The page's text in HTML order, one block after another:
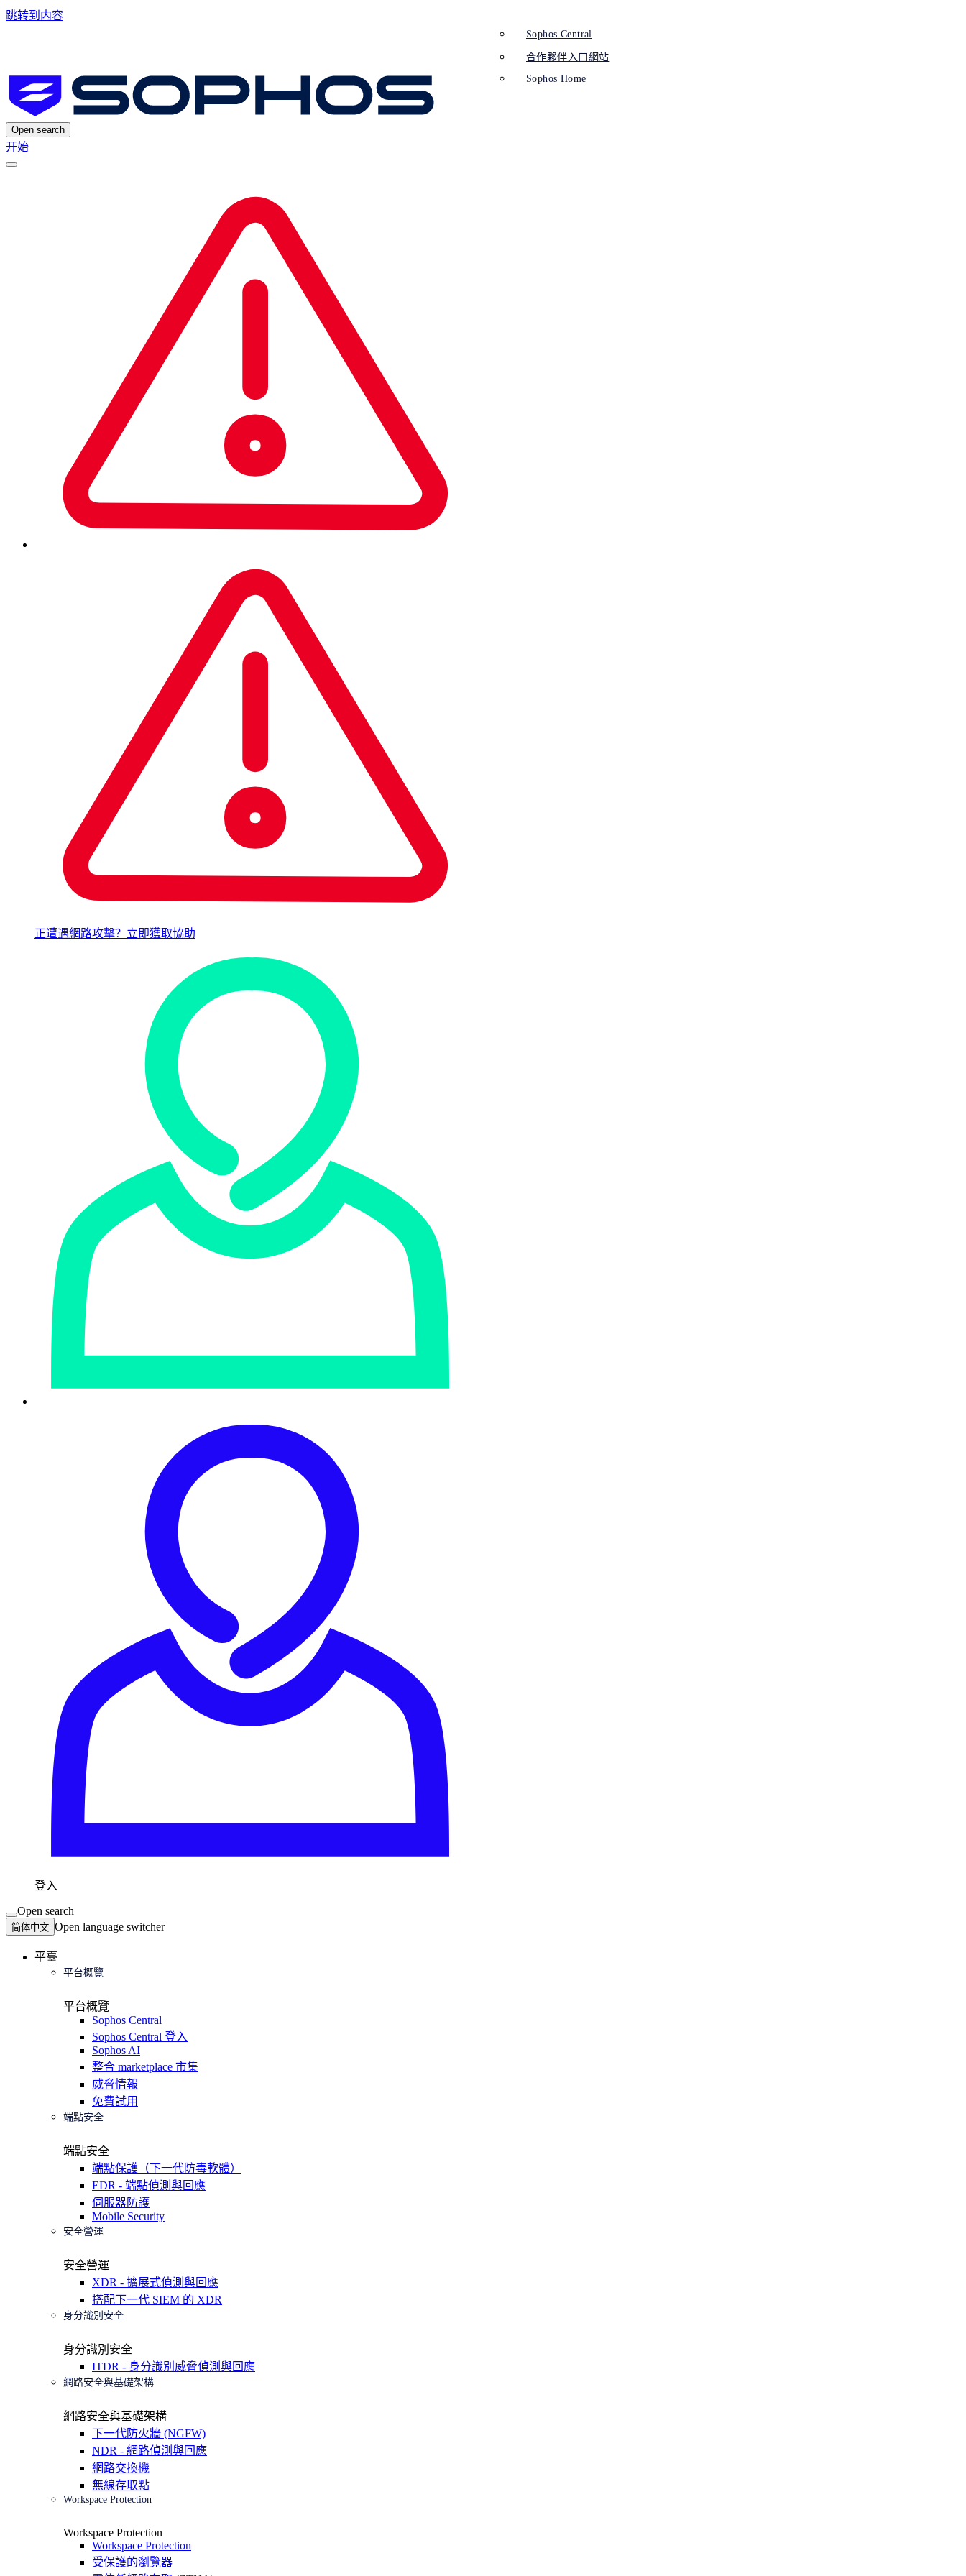
跳转到内容
Open search
开始
正遭遇網路攻擊？立即獲取協助
登入
Sophos Central
合作夥伴入口網站
Sophos Home
Open search
简体中文 Open language switcher
平臺
平台概覽
平台概覽
Sophos Central
Sophos Central 登入
Sophos AI
整合 marketplace 市集
威脅情報
免費試用
端點安全
端點安全
端點保護（下一代防毒軟體）
EDR - 端點偵測與回應
伺服器防護
Mobile Security
安全營運
安全營運
XDR - 擴展式偵測與回應
搭配下一代 SIEM 的 XDR
身分識別安全
身分識別安全
ITDR - 身分識別威脅偵測與回應
網路安全與基礎架構
網路安全與基礎架構
下一代防火牆 (NGFW)
NDR - 網路偵測與回應
網路交換機
無線存取點
Workspace Protection
Workspace Protection
Workspace Protection
受保護的瀏覽器